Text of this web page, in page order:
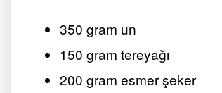
350 gram un
150 gram tereyağı
200 gram esmer şeker